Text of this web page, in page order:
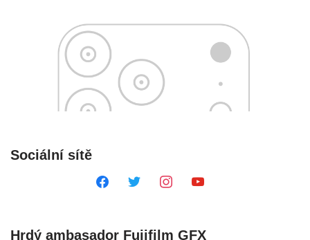
Sociální sítě
Hrdý ambasador Fujifilm GFX